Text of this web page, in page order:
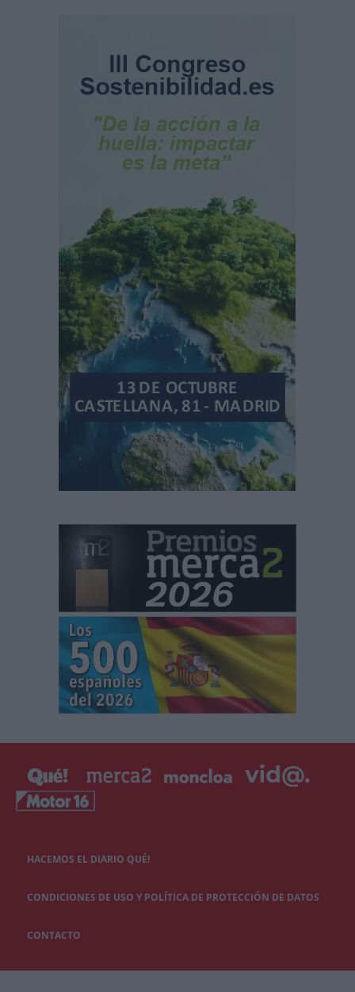
HACEMOS EL DIARIO QUÉ!
CONDICIONES DE USO Y POLÍTICA DE PROTECCIÓN DE DATOS
CONTACTO